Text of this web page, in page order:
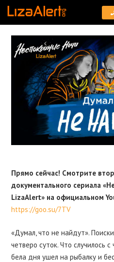
Прямо сейчас! Смотрите
документального сериала
LizaAlert» на официальном
https://goo.su/7TV
«Думал, что не найдут».
четверо суток. Что случилось
бела дня ушел на рыбалку и